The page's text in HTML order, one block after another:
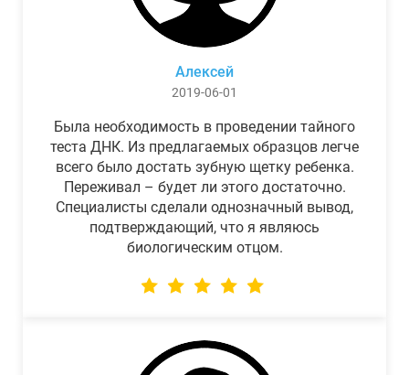
Алексей
2019-06-01
Была необходимость в проведении тайного
теста ДНК. Из предлагаемых образцов легче
всего было достать зубную щетку ребенка.
Переживал – будет ли этого достаточно.
Специалисты сделали однозначный вывод,
подтверждающий, что я являюсь
биологическим отцом.